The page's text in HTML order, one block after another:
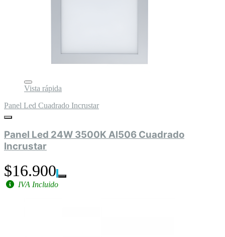
Vista rápida
Panel Led Cuadrado Incrustar
Panel Led 24W 3500K Al506 Cuadrado
Incrustar
$16.900
IVA Incluido